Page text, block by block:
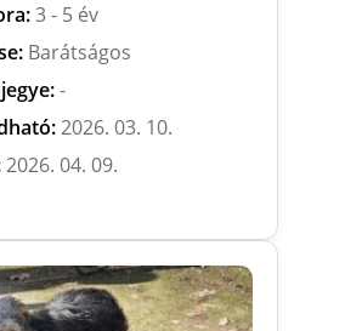
3 - 5 év
Barátságos
-
2026. 03. 10.
2026. 04. 09.